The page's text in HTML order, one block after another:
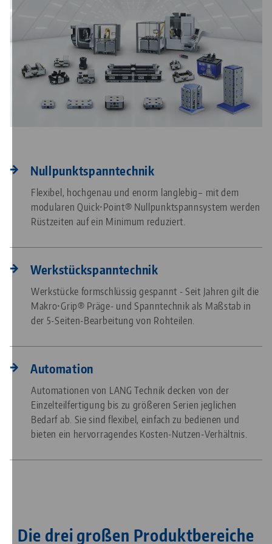
Nullpunktspanntechnik
Flexibel, hochgenau und enorm langlebig– mit dem
modularen Quick•Point® Nullpunktspannsystem werden
Rüstzeiten auf ein Minimum reduziert.
Werkstückspanntechnik
Werkstücke formschlüssig gespannt - Seit Jahren gilt die
Makro•Grip® Präge- und Spanntechnik als Maßstab in
der 5-Seiten-Bearbeitung von Rohteilen.
Automation
Automationen von LANG Technik decken von der
Einzelteilfertigung bis zu größeren Serien jeglichen
Bedarf ab. Sie sind flexibel, einfach zu bedienen und
bieten ein hervorragendes Kosten-Nutzen-Verhältnis.
Die drei großen Produktbereiche